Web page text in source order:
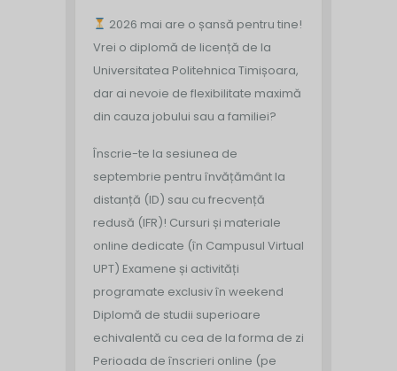
2026 mai are o șansă pentru tine!
Vrei o diplomă de licență de la
Universitatea Politehnica Timișoara,
dar ai nevoie de flexibilitate maximă
din cauza jobului sau a familiei?
Înscrie-te la sesiunea de
septembrie pentru învățământ la
distanță (ID) sau cu frecvență
redusă (IFR)! Cursuri și materiale
online dedicate (în Campusul Virtual
UPT) Examene și activități
programate exclusiv în weekend
Diplomă de studii superioare
echivalentă cu cea de la forma de zi
Perioada de înscrieri online (pe